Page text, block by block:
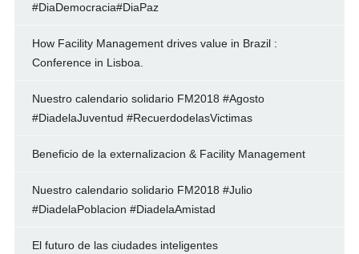
#DiaDemocracia#DiaPaz
How Facility Management drives value in Brazil :
Conference in Lisboa.
Nuestro calendario solidario FM2018 #Agosto
#DiadelaJuventud #RecuerdodelasVictimas
Beneficio de la externalizacion & Facility Management
Nuestro calendario solidario FM2018 #Julio
#DiadelaPoblacion #DiadelaAmistad
El futuro de las ciudades inteligentes